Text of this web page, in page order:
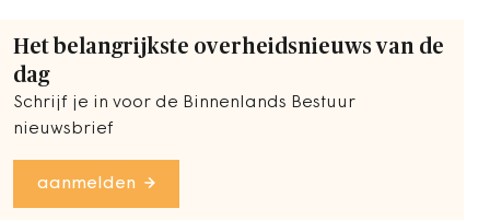
Het belangrijkste overheidsnieuws van de
dag
Schrijf je in voor de Binnenlands Bestuur
nieuwsbrief
aanmelden